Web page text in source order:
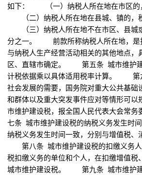
如下： （一）纳税人所在地在市区的
（二）纳税人所在地在县城、镇的，
（三）纳税人所在地不在市区、县城
分之一。 前款所称纳税人所在地，是
与纳税人生产经营活动相关的其他地点，
区、直辖市确定。 第五条 城市维护建
计税依据乘以具体适用税率计算。 第
社会发展的需要，国务院对重大公共基础
和群体以及重大突发事件应对等情形可以
市维护建设税，报全国人民代表大会
七条 城市维护建设税的纳税义务发生时
纳税义务发生时间一致，分别与增值税、
第八条 城市维护建设税的扣缴义务人
税扣缴义务的单位和个人，在扣缴增值税
城市维护建设税。 第九条 城市维护建